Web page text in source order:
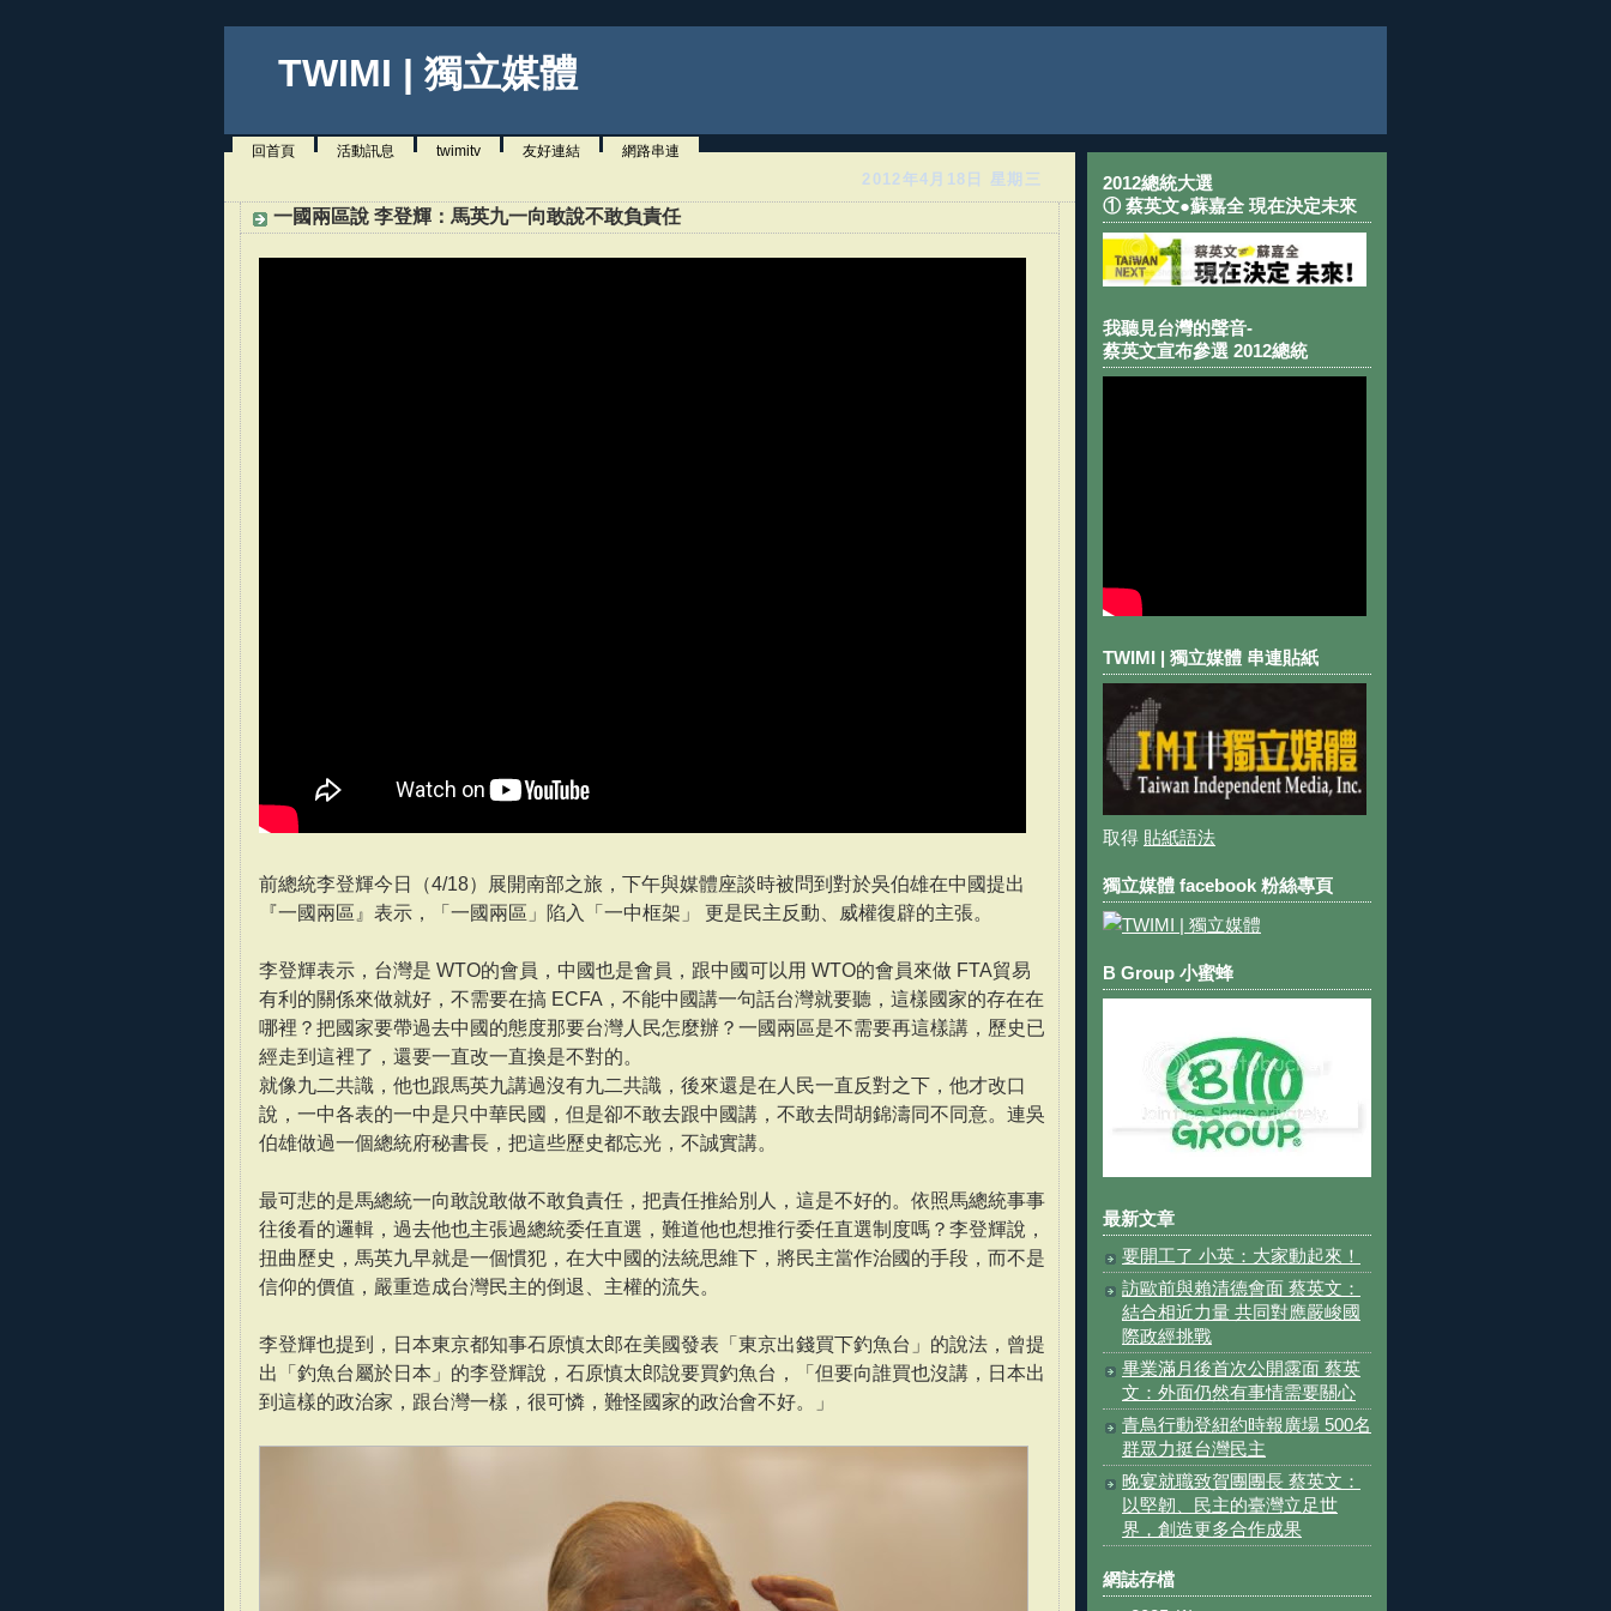
TWIMI | 獨立媒體
回首頁 活動訊息 twimitv 友好連結 網路串連
2012年4月18日 星期三
一國兩區說 李登輝：馬英九一向敢說不敢負責任
前總統李登輝今日（4/18）展開南部之旅，下午與媒體座談時被問到對於吳伯雄在中國提出
『一國兩區』表示，「一國兩區」陷入「一中框架」 更是民主反動、威權復辟的主張。
李登輝表示，台灣是 WTO的會員，中國也是會員，跟中國可以用 WTO的會員來做 FTA貿易
有利的關係來做就好，不需要在搞 ECFA，不能中國講一句話台灣就要聽，這樣國家的存在在
哪裡？把國家要帶過去中國的態度那要台灣人民怎麼辦？一國兩區是不需要再這樣講，歷史已
經走到這裡了，還要一直改一直換是不對的。
就像九二共識，他也跟馬英九講過沒有九二共識，後來還是在人民一直反對之下，他才改口
說，一中各表的一中是只中華民國，但是卻不敢去跟中國講，不敢去問胡錦濤同不同意。連吳
伯雄做過一個總統府秘書長，把這些歷史都忘光，不誠實講。
最可悲的是馬總統一向敢說敢做不敢負責任，把責任推給別人，這是不好的。依照馬總統事事
往後看的邏輯，過去他也主張過總統委任直選，難道他也想推行委任直選制度嗎？李登輝說，
扭曲歷史，馬英九早就是一個慣犯，在大中國的法統思維下，將民主當作治國的手段，而不是
信仰的價值，嚴重造成台灣民主的倒退、主權的流失。
李登輝也提到，日本東京都知事石原慎太郎在美國發表「東京出錢買下釣魚台」的說法，曾提
出「釣魚台屬於日本」的李登輝說，石原慎太郎說要買釣魚台，「但要向誰買也沒講，日本出
到這樣的政治家，跟台灣一樣，很可憐，難怪國家的政治會不好。」
2012總統大選
① 蔡英文●蘇嘉全 現在決定未來
我聽見台灣的聲音-
蔡英文宣布參選 2012總統
TWIMI | 獨立媒體 串連貼紙
取得 貼紙語法
獨立媒體 facebook 粉絲專頁
B Group 小蜜蜂
最新文章
要開工了 小英：大家動起來！
訪歐前與賴清德會面 蔡英文：
結合相近力量 共同對應嚴峻國
際政經挑戰
畢業滿月後首次公開露面 蔡英
文：外面仍然有事情需要關心
青鳥行動登紐約時報廣場 500名
群眾力挺台灣民主
晚宴就職致賀團團長 蔡英文：
以堅韌、民主的臺灣立足世
界，創造更多合作成果
網誌存檔